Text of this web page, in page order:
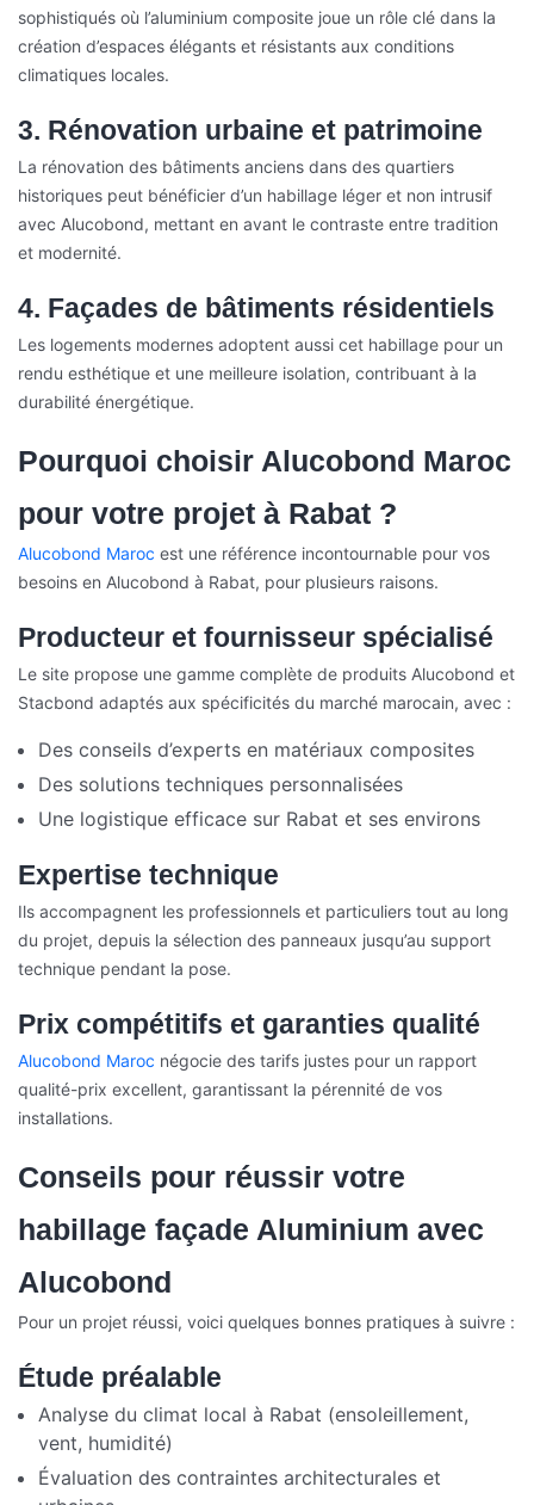
sophistiqués où l’aluminium composite joue un rôle clé dans la
création d’espaces élégants et résistants aux conditions
climatiques locales.
3. Rénovation urbaine et patrimoine
La rénovation des bâtiments anciens dans des quartiers
historiques peut bénéficier d’un habillage léger et non intrusif
avec Alucobond, mettant en avant le contraste entre tradition
et modernité.
4. Façades de bâtiments résidentiels
Les logements modernes adoptent aussi cet habillage pour un
rendu esthétique et une meilleure isolation, contribuant à la
durabilité énergétique.
Pourquoi choisir Alucobond Maroc
pour votre projet à Rabat ?
Alucobond Maroc est une référence incontournable pour vos
besoins en Alucobond à Rabat, pour plusieurs raisons.
Producteur et fournisseur spécialisé
Le site propose une gamme complète de produits Alucobond et
Stacbond adaptés aux spécificités du marché marocain, avec :
Des conseils d’experts en matériaux composites
Des solutions techniques personnalisées
Une logistique efficace sur Rabat et ses environs
Expertise technique
Ils accompagnent les professionnels et particuliers tout au long
du projet, depuis la sélection des panneaux jusqu’au support
technique pendant la pose.
Prix compétitifs et garanties qualité
Alucobond Maroc négocie des tarifs justes pour un rapport
qualité-prix excellent, garantissant la pérennité de vos
installations.
Conseils pour réussir votre
habillage façade Aluminium avec
Alucobond
Pour un projet réussi, voici quelques bonnes pratiques à suivre :
Étude préalable
Analyse du climat local à Rabat (ensoleillement,
vent, humidité)
Évaluation des contraintes architecturales et